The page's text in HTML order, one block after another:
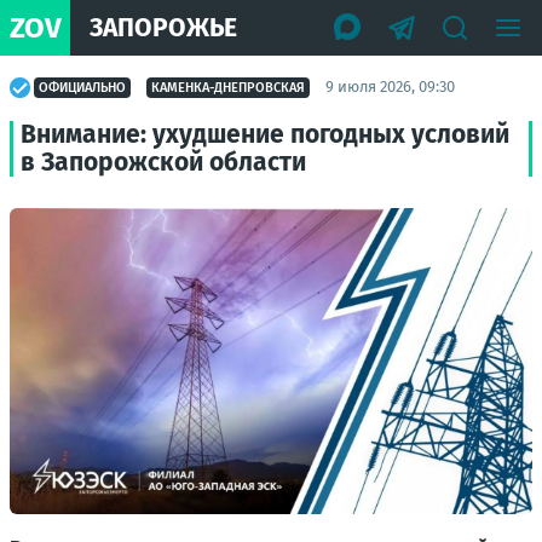
ZOV ЗАПОРОЖЬЕ
ОФИЦИАЛЬНО КАМЕНКА-ДНЕПРОВСКАЯ 9 июля 2026, 09:30
Внимание: ухудшение погодных условий
в Запорожской области